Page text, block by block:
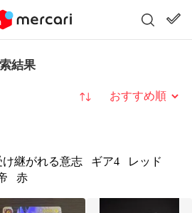
結果
並び替え
け継がれる意志 ギア4
レッド
赤